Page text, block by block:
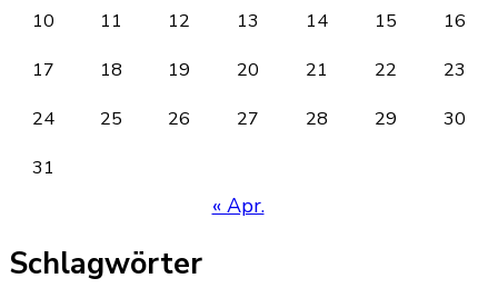
10
11 12 13 14 15
16
17
18 19 20 21 22
23
24
25 26 27 28 29
30
31
« Apr.
Schlagwörter